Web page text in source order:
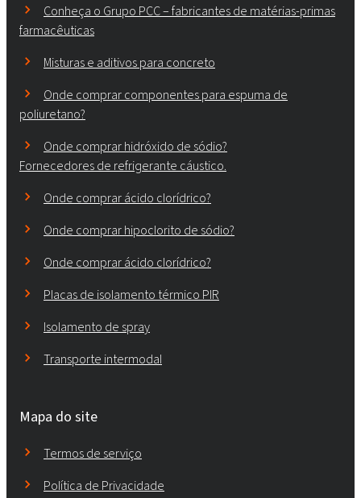
Conheça o Grupo PCC – fabricantes de matérias-primas
farmacêuticas
Misturas e aditivos para concreto
Onde comprar componentes para espuma de
poliuretano?
Onde comprar hidróxido de sódio?
Fornecedores de refrigerante cáustico.
Onde comprar ácido clorídrico?
Onde comprar hipoclorito de sódio?
Onde comprar ácido clorídrico?
Placas de isolamento térmico PIR
Isolamento de spray
Transporte intermodal
Mapa do site
Termos de serviço
Política de Privacidade